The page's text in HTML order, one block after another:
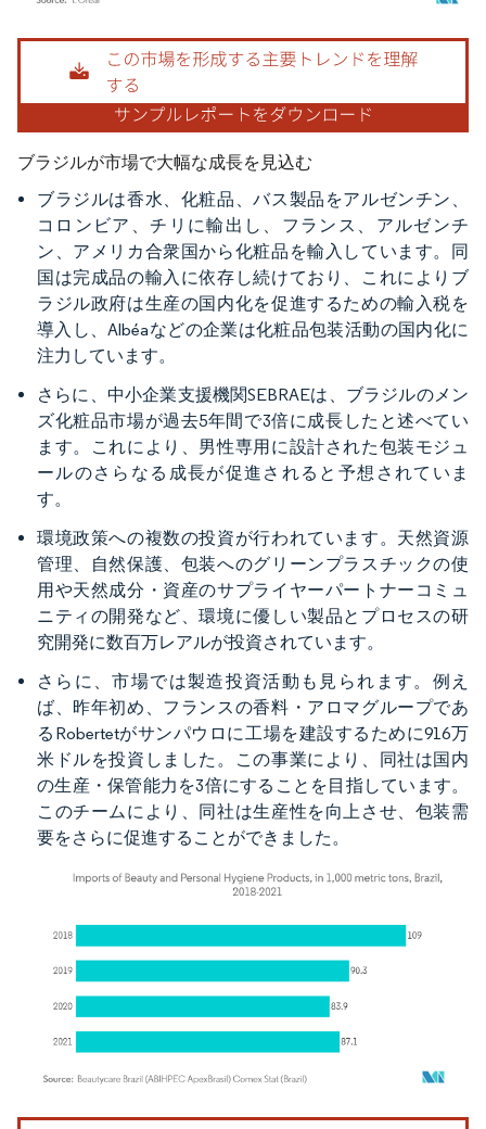
画像 © Mordor Intelligence。再利用にはCC BY 4.0の表示が必要です。
ブラジルが市場で大幅な成長を見込む
ブラジルは香水、化粧品、バス製品をアルゼンチン、
コロンビア、チリに輸出し、フランス、アルゼンチ
ン、アメリカ合衆国から化粧品を輸入しています。同
国は完成品の輸入に依存し続けており、これによりブ
ラジル政府は生産の国内化を促進するための輸入税を
導入し、Albéaなどの企業は化粧品包装活動の国内化に
注力しています。
さらに、中小企業支援機関SEBRAEは、ブラジルのメン
ズ化粧品市場が過去5年間で3倍に成長したと述べてい
ます。これにより、男性専用に設計された包装モジュ
ールのさらなる成長が促進されると予想されていま
す。
環境政策への複数の投資が行われています。天然資源
管理、自然保護、包装へのグリーンプラスチックの使
用や天然成分・資産のサプライヤーパートナーコミュ
ニティの開発など、環境に優しい製品とプロセスの研
究開発に数百万レアルが投資されています。
さらに、市場では製造投資活動も見られます。例え
ば、昨年初め、フランスの香料・アロマグループであ
るRobertetがサンパウロに工場を建設するために916万
米ドルを投資しました。この事業により、同社は国内
の生産・保管能力を3倍にすることを目指しています。
このチームにより、同社は生産性を向上させ、包装需
要をさらに促進することができました。
画像 © Mordor Intelligence。再利用にはCC BY 4.0の表示が必要です。